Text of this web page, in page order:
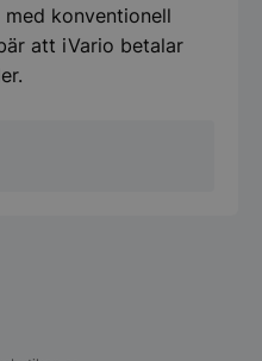
konventionell
att iVario betalar